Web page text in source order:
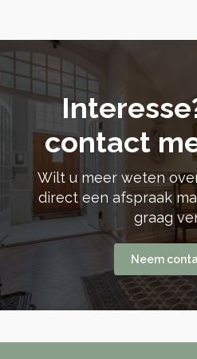
contact
Wilt u meer weten
direct een afspraak
graag
Neem